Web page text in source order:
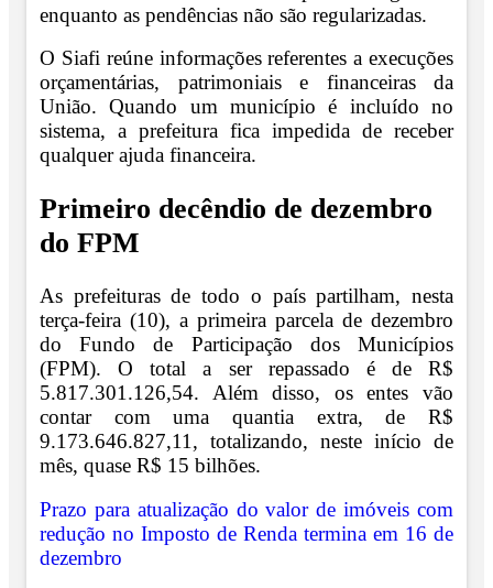
enquanto as pendências não são regularizadas.
O Siafi reúne informações referentes a execuções
orçamentárias, patrimoniais e financeiras da
União. Quando um município é incluído no
sistema, a prefeitura fica impedida de receber
qualquer ajuda financeira.
Primeiro decêndio de dezembro
do FPM
As prefeituras de todo o país partilham, nesta
terça-feira (10), a primeira parcela de dezembro
do Fundo de Participação dos Municípios
(FPM). O total a ser repassado é de R$
5.817.301.126,54. Além disso, os entes vão
contar com uma quantia extra, de R$
9.173.646.827,11, totalizando, neste início de
mês, quase R$ 15 bilhões.
Prazo para atualização do valor de imóveis com
redução no Imposto de Renda termina em 16 de
dezembro